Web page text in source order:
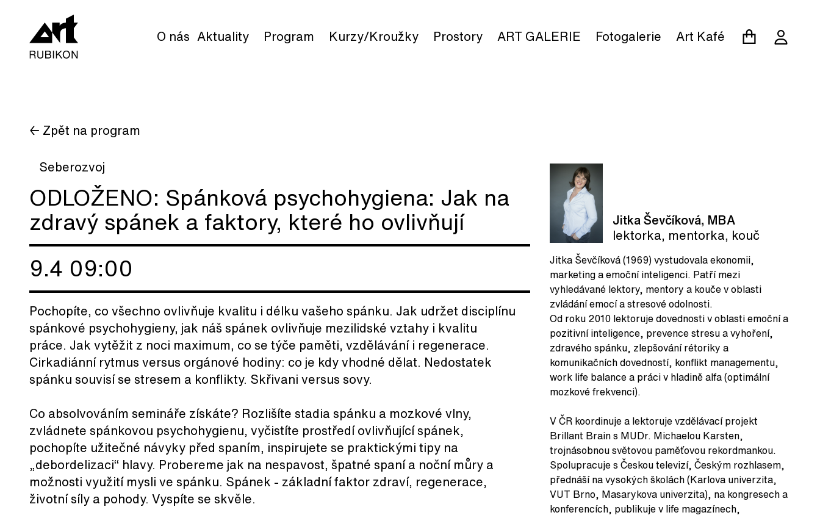
O nás Aktuality Program Kurzy/Kroužky Prostory ART GALERIE Fotogalerie Art Kafé
← Zpět na program
Seberozvoj
ODLOŽENO: Spánková psychohygiena: Jak na
zdravý spánek a faktory, které ho ovlivňují
9.4 09:00
Pochopíte, co všechno ovlivňuje kvalitu i délku vašeho spánku. Jak udržet disciplínu
spánkové psychohygieny, jak náš spánek ovlivňuje mezilidské vztahy i kvalitu
práce. Jak vytěžit z noci maximum, co se týče paměti, vzdělávání i regenerace.
Cirkadiánní rytmus versus orgánové hodiny: co je kdy vhodné dělat. Nedostatek
spánku souvisí se stresem a konflikty. Skřivani versus sovy.
Co absolvováním semináře získáte? Rozlišíte stadia spánku a mozkové vlny,
zvládnete spánkovou psychohygienu, vyčistíte prostředí ovlivňující spánek,
pochopíte užitečné návyky před spaním, inspirujete se praktickými tipy na
„debordelizaci“ hlavy. Probereme jak na nespavost, špatné spaní a noční můry a
možnosti využití mysli ve spánku. Spánek - základní faktor zdraví, regenerace,
životní síly a pohody. Vyspíte se skvěle.
Jitka Ševčíková, MBA
lektorka, mentorka, kouč
Jitka Ševčíková (1969) vystudovala ekonomii,
marketing a emoční inteligenci. Patří mezi
vyhledávané lektory, mentory a kouče v oblasti
zvládání emocí a stresové odolnosti.
Od roku 2010 lektoruje dovednosti v oblasti emoční a
pozitivní inteligence, prevence stresu a vyhoření,
zdravého spánku, zlepšování rétoriky a
komunikačních dovedností, konflikt managementu,
work life balance a práci v hladině alfa (optimální
mozkové frekvenci).
V ČR koordinuje a lektoruje vzdělávací projekt
Brillant Brain s MUDr. Michaelou Karsten,
trojnásobnou světovou paměťovou rekordmankou.
Spolupracuje s Českou televizí, Českým rozhlasem,
přednáší na vysokých školách (Karlova univerzita,
VUT Brno, Masarykova univerzita), na kongresech a
konferencích, publikuje v life magazínech,